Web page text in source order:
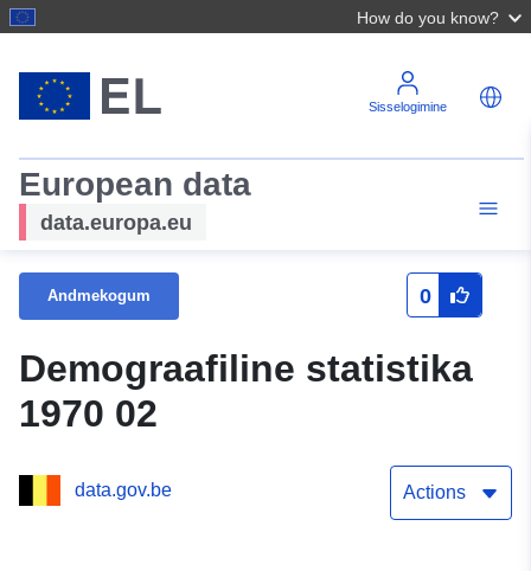
How do you know?
Sisselogimine
European data
data.europa.eu
Andmekogum 0
Demograafiline statistika
1970 02
data.gov.be Actions